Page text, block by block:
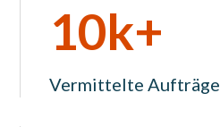
10k+
Vermittelte Aufträge